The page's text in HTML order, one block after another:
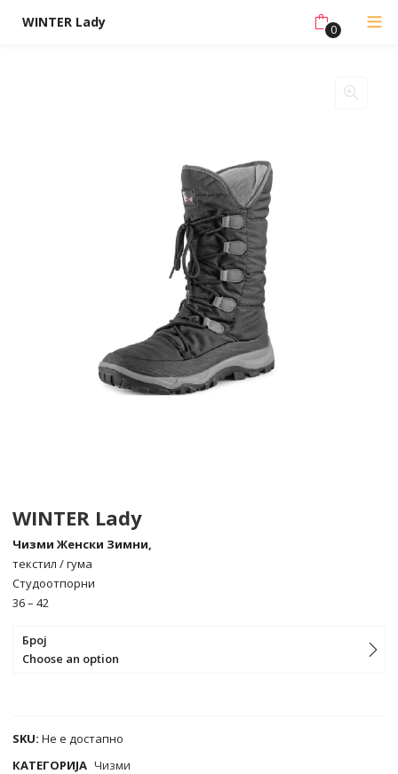
WINTER Lady 0
WINTER Lady
Чизми Женски Зимни,
текстил / гума
Студоотпорни
36 – 42
Број
Choose an option
SKU:Не е достапно
КАТЕГОРИЈА Чизми